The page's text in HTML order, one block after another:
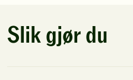
stjerner.
Klikk
Klikk
Slik gjør du